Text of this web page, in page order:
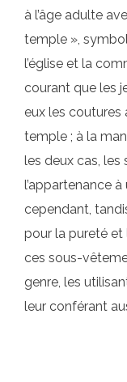
à l’âge adulte
temple »,
l’église et la
courant que les
eux les
temple ; à la
les deux cas,
l’appartenance
cependant,
pour la pureté et
ces sous-
genre, les
leur conférant